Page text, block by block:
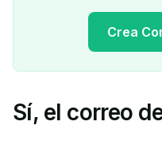
Crea
Tu
Sí, el correo